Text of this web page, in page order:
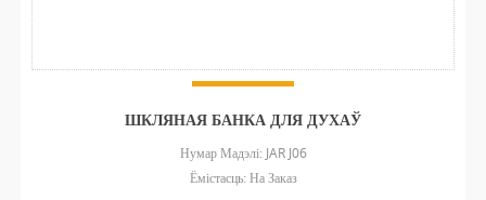
ШКЛЯНАЯ БАНКА ДЛЯ ДУХАЎ
Нумар Мадэлі: JAR J06
Ёмістасць: На Заказ